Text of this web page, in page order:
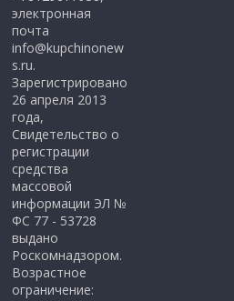
электронная
почта
info@kupchinonew
s.ru.
Зарегистрировано
26 апреля 2013
года,
Свидетельство о
регистрации
средства
массовой
информации ЭЛ №
ФС 77 - 53728
выдано
Роскомнадзором.
Возрастное
ограничение: